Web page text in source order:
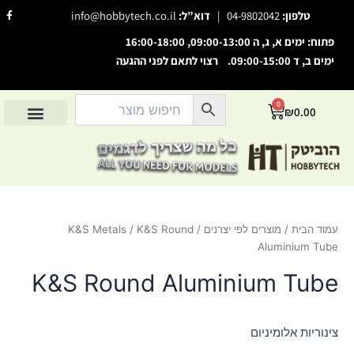
visibility_off השבת את ההבזקים
סמן כותרות
צבע רקע
zoom_out זום (הקטנה)
זום (הגדלה)
add_circle_outline הגדלת גופן
brightness_high ניגודיות בהירה
format_underlined הוסף קו תחתון לקישורים
טלפון: 04-9802042
| דוא”ל: info@hobbytech.co.il
F
a
פתוח: ימים א, ג, ה 09:00-13:00, 16:00-18:00
ימים ב, ד 09:00-15:00. רצוי לתאם לפני ההגעה
₪0.00
0
עגלת
עמוד הבית / מוצרים לפי יצרנים /
K&S Metals / K&S Round
Aluminium Tube
K&S Round Aluminium Tube
צינוריות אלומיניום